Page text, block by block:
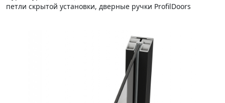
петли скрытой установки, дверные ручки ProfilDoors